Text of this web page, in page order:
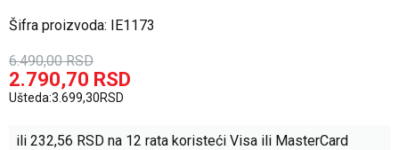
Šifra proizvoda: IE1173
6.490,00 RSD
2.790,70 RSD
Ušteda:3.699,30RSD
ili 232,56 RSD na 12 rata koristeći Visa ili MasterCard